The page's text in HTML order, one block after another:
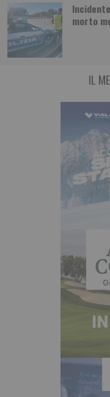
morto
Abbazia di Novalesa,
Nell’anno del 1300°
Pietro e Andrea di Novalesa
IL